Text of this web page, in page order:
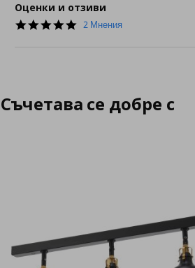
Оценки и отзиви
5.0
2 Мнения
Съчетава се добре с